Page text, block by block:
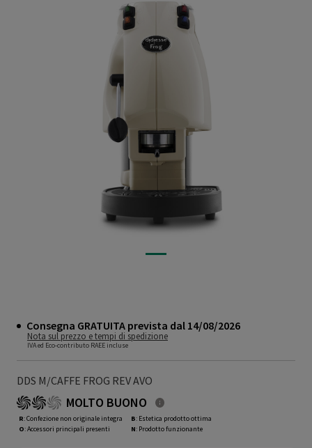
Consegna GRATUITA prevista dal 14/08/2026
Nota sul prezzo e tempi di spedizione
IVA ed Eco-contributo RAEE incluse
DDS M/CAFFE FROG REV AVO
MOLTO BUONO
R: Confezione non originale integra
O: Accessori principali presenti
B: Estetica prodotto ottima
N: Prodotto funzionante